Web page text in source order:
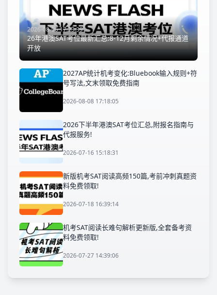
2026-08-06 17:23:39
26年港澳SAT考位最新汇总:8-12月剩余情况+代报通道
开放
2027AP统计机考变化:Bluebook输入规则+符
号写法,文末领取免费指南
2026-08-08 17:18:05
2026下半年港澳SAT考位汇总,附报名指南与
代报服务!
2026-07-16 15:18:31
新版机考SAT阅读高频150篇,考前冲刺真题资
料免费领取!
2026-07-18 16:39:14
机考SAT阅读长难句解析更新版,全套备考资
料免费领取!
2026-07-27 14:39:06